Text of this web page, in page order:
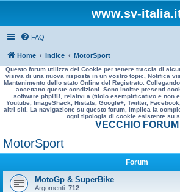
www.sv-
FAQ
Home Indice MotorSport
Questo forum utilizza dei Cookie per tenere traccia di
visiva di una nuova risposta in un vostro topic, Notifica
Mantenimento dello stato Online del Registrato.
accettano queste condizioni. Sono inoltre presenti
software phpBB, relativi a (titolo esemplificativo e non
Youtube, ImageShack, Histats, Google+, Twitter,
altri siti. La navigazione su questo forum, implica la
ogni tipologia di cookie esistente su
VECCHIO FORUM
MotorSport
Forum
MotoGp & SuperBike
Argomenti: 712